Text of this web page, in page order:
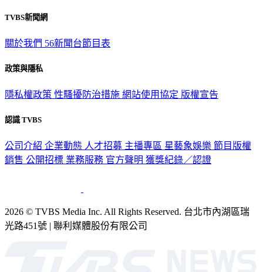
TVBS新聞網
關於我們 56新聞台節目表
政策與隱私
隱私權政策 性騷擾防治措施 網站使用協定 版權宣告
認識 TVBS
公司介紹 企業動態 人才招募 主播專區 星藝象娛樂 節目版權
銷售 公開招標 業務服務 官方聲明 獲獎紀錄／認證
2026 © TVBS Media Inc. All Rights Reserved. 台北市內湖區瑞
光路451號 | 聯利媒體股份有限公司